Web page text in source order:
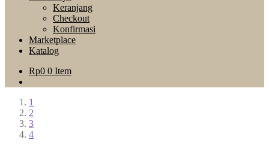
Keranjang
Checkout
Konfirmasi
Marketplace
Katalog
Rp0 0 Item
1
2
3
4